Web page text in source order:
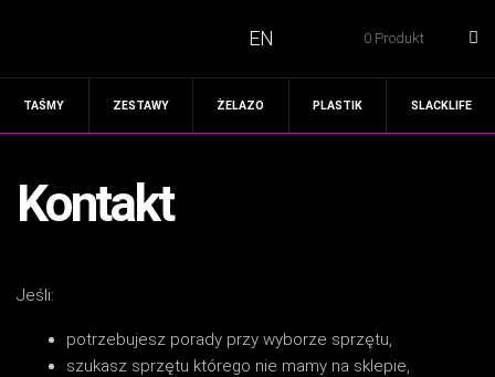
0 Produkt
EN
TAŚMY ZESTAWY ŻELAZO PLASTIK SLACKLIFE
Kontakt
Jeśli:
potrzebujesz porady przy wyborze sprzętu,
szukasz sprzętu którego nie mamy na sklepie,